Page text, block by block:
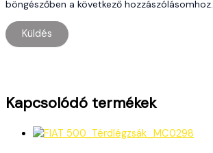
böngészőben a következő hozzászólásomhoz.
Kapcsolódó termékek